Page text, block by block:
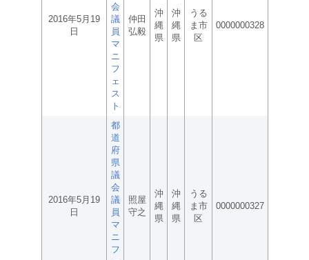
2016年5月19
日
会
議
員
マ
ニ
フ
ェ
ス
ト
仲田
弘毅
沖
縄
県
沖
縄
県
うる
ま市
区
0000000328
2016年5月19
日
都
道
府
県
議
会
議
員
マ
ニ
フ
照屋
守之
沖
縄
県
沖
縄
県
うる
ま市
区
0000000327